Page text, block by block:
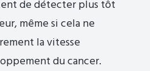
de détecter plus tôt
même si cela ne
la vitesse
du cancer.